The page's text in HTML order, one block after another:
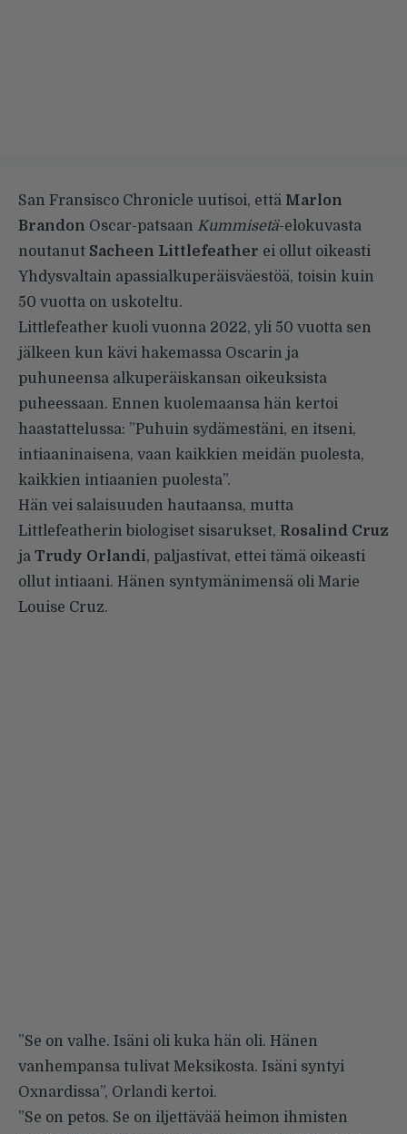
San Fransisco Chronicle uutisoi, että Marlon
Brandon Oscar-patsaan Kummisetä-elokuvasta
noutanut Sacheen Littlefeather ei ollut oikeasti
Yhdysvaltain apassialkuperäisväestöä, toisin kuin
50 vuotta on uskoteltu.
Littlefeather kuoli vuonna 2022, yli 50 vuotta sen
jälkeen kun kävi hakemassa Oscarin ja
puhuneensa alkuperäiskansan oikeuksista
puheessaan. Ennen kuolemaansa hän kertoi
haastattelussa: ”Puhuin sydämestäni, en itseni,
intiaaninaisena, vaan kaikkien meidän puolesta,
kaikkien intiaanien puolesta”.
Hän vei salaisuuden hautaansa, mutta
Littlefeatherin biologiset sisarukset, Rosalind Cruz
ja Trudy Orlandi, paljastivat, ettei tämä oikeasti
ollut intiaani. Hänen syntymänimensä oli Marie
Louise Cruz.
”Se on valhe. Isäni oli kuka hän oli. Hänen
vanhempansa tulivat Meksikosta. Isäni syntyi
Oxnardissa”, Orlandi kertoi.
”Se on petos. Se on iljettävää heimon ihmisten